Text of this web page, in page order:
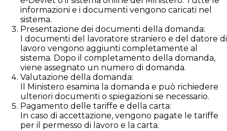
informazioni e i documenti vengono caricati nel
sistema.
Presentazione dei documenti della domanda:
I documenti del lavoratore straniero e del datore di
lavoro vengono aggiunti completamente al
sistema. Dopo il completamento della domanda,
viene assegnato un numero di domanda.
Valutazione della domanda:
Il Ministero esamina la domanda e può richiedere
ulteriori documenti o spiegazioni se necessario.
Pagamento delle tariffe e della carta:
In caso di accettazione, vengono pagate le tariffe
per il permesso di lavoro e la carta.